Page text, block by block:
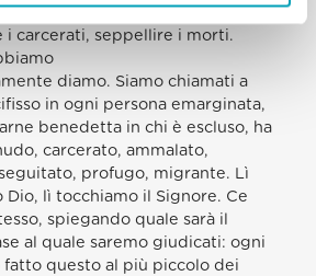
ai pellegrini, visitare gli
i carcerati, seppellire i morti.
diamo. Siamo chiamati a
in ogni persona emarginata,
benedetta in chi è escluso, ha
carcerato, ammalato,
profugo, migrante. Lì
lì tocchiamo il Signore. Ce
spiegando quale sarà il
al quale saremo giudicati: ogni
fatto questo al più piccolo dei